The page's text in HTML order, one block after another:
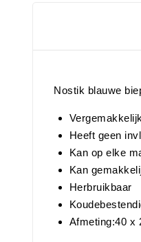
Nostik blauwe
Heeft geen
Kan op elke
Kan
Herbruikbaar
Afmeting:40 x